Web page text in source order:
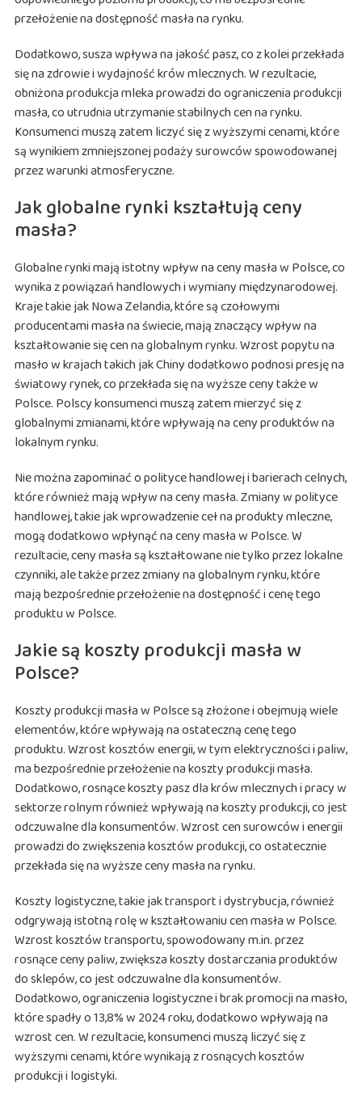
przełożenie na dostępność masła na rynku.
Dodatkowo, susza wpływa na jakość pasz, co z kolei przekłada
się na zdrowie i wydajność krów mlecznych. W rezultacie,
obniżona produkcja mleka prowadzi do ograniczenia produkcji
masła, co utrudnia utrzymanie stabilnych cen na rynku.
Konsumenci muszą zatem liczyć się z wyższymi cenami, które
są wynikiem zmniejszonej podaży surowców spowodowanej
przez warunki atmosferyczne.
Jak globalne rynki kształtują ceny
masła?
Globalne rynki mają istotny wpływ na ceny masła w Polsce, co
wynika z powiązań handlowych i wymiany międzynarodowej.
Kraje takie jak Nowa Zelandia, które są czołowymi
producentami masła na świecie, mają znaczący wpływ na
kształtowanie się cen na globalnym rynku. Wzrost popytu na
masło w krajach takich jak Chiny dodatkowo podnosi presję na
światowy rynek, co przekłada się na wyższe ceny także w
Polsce. Polscy konsumenci muszą zatem mierzyć się z
globalnymi zmianami, które wpływają na ceny produktów na
lokalnym rynku.
Nie można zapominać o polityce handlowej i barierach celnych,
które również mają wpływ na ceny masła. Zmiany w polityce
handlowej, takie jak wprowadzenie ceł na produkty mleczne,
mogą dodatkowo wpłynąć na ceny masła w Polsce. W
rezultacie, ceny masła są kształtowane nie tylko przez lokalne
czynniki, ale także przez zmiany na globalnym rynku, które
mają bezpośrednie przełożenie na dostępność i cenę tego
produktu w Polsce.
Jakie są koszty produkcji masła w
Polsce?
Koszty produkcji masła w Polsce są złożone i obejmują wiele
elementów, które wpływają na ostateczną cenę tego
produktu. Wzrost kosztów energii, w tym elektryczności i paliw,
ma bezpośrednie przełożenie na koszty produkcji masła.
Dodatkowo, rosnące koszty pasz dla krów mlecznych i pracy w
sektorze rolnym również wpływają na koszty produkcji, co jest
odczuwalne dla konsumentów. Wzrost cen surowców i energii
prowadzi do zwiększenia kosztów produkcji, co ostatecznie
przekłada się na wyższe ceny masła na rynku.
Koszty logistyczne, takie jak transport i dystrybucja, również
odgrywają istotną rolę w kształtowaniu cen masła w Polsce.
Wzrost kosztów transportu, spowodowany m.in. przez
rosnące ceny paliw, zwiększa koszty dostarczania produktów
do sklepów, co jest odczuwalne dla konsumentów.
Dodatkowo, ograniczenia logistyczne i brak promocji na masło,
które spadły o 13,8% w 2024 roku, dodatkowo wpływają na
wzrost cen. W rezultacie, konsumenci muszą liczyć się z
wyższymi cenami, które wynikają z rosnących kosztów
produkcji i logistyki.